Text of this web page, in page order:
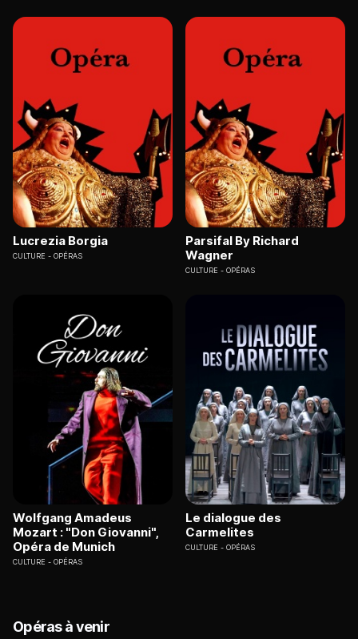
Lucrezia Borgia
CULTURE OPÉRAS
Parsifal By Richard
Wagner
CULTURE OPÉRAS
Wolfgang Amadeus
Mozart : "Don Giovanni",
Opéra de Munich
CULTURE OPÉRAS
Le dialogue des
Carmelites
CULTURE OPÉRAS
Opéras à venir